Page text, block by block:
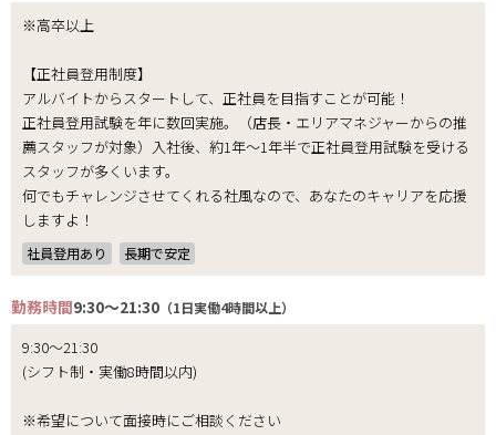
※高卒以上
【正社員登用制度】
アルバイトからスタートして、正社員を目指すことが可能！
正社員登用試験を年に数回実施。（店長・エリアマネジャーからの推
薦スタッフが対象）入社後、約1年～1年半で正社員登用試験を受ける
スタッフが多くいます。
何でもチャレンジさせてくれる社風なので、あなたのキャリアを応援
しますよ！
社員登用あり 長期で安定
勤務時間9:30～21:30 （1日実働4時間以上）
9:30～21:30
(シフト制・実働8時間以内)
※希望について面接時にご相談ください